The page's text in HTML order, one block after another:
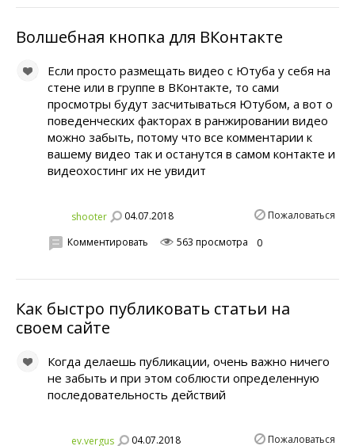
Волшебная кнопка для ВКонтакте
Если просто размещать видео с Ютуба у себя на
стене или в группе в ВКонтакте, то сами
просмотры будут засчитываться Ютубом, а вот о
поведенческих факторах в ранжировании видео
можно забыть, потому что все комментарии к
вашему видео так и останутся в самом контакте и
видеохостинг их не увидит
shooter 04.07.2018 Пожаловаться
Комментировать 563 просмотра 0
Как быстро публиковать статьи на
своем сайте
Когда делаешь публикации, очень важно ничего
не забыть и при этом соблюсти определенную
последовательность действий
ev.vergus 04.07.2018 Пожаловаться